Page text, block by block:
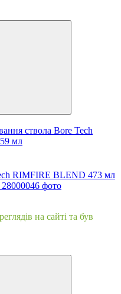
ствола Bore Tech
мл
на сайті та був